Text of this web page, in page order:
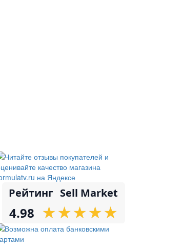
Рейтинг Sell Market
4.98 ★
★★
★★
★★
★★
★